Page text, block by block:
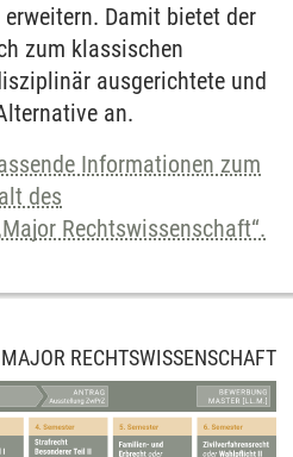
Damit bietet der
zum klassischen
ausgerichtete und
an.
Informationen zum
des
Rechtswissenschaft“.
RECHTSWISSENSCHAFT